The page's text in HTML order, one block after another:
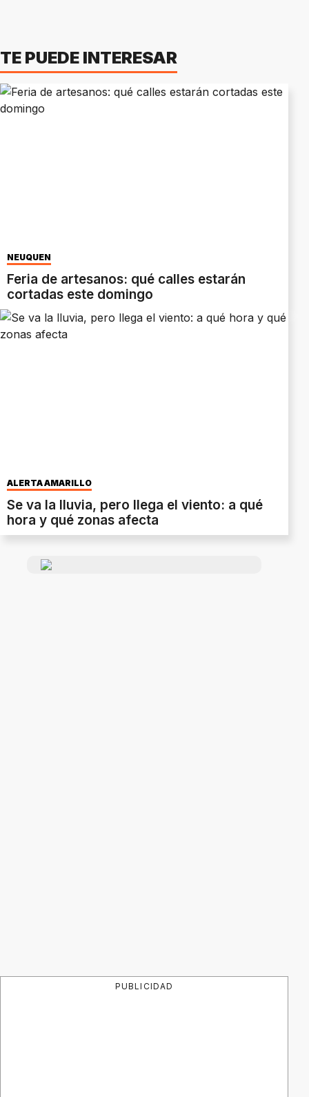
TE PUEDE INTERESAR
NEUQUÉN
Feria de artesanos: qué calles estarán
cortadas este domingo
ALERTA AMARILLO
Se va la lluvia, pero llega el viento: a qué
hora y qué zonas afecta
PUBLICIDAD